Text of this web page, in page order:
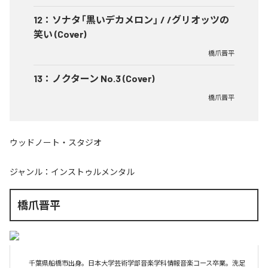
12 ： ソナタ「黒いデカメロン」 / /グリオッツの
笑い (Cover)
橋爪晋平
13 ： ノクターン No.3 (Cover)
橋爪晋平
ウッドノート・スタジオ
ジャンル： インストゥルメンタル
橋爪晋平
千葉県船橋市出身。日本大学芸術学部音楽学科情報音楽コース卒業。洗足